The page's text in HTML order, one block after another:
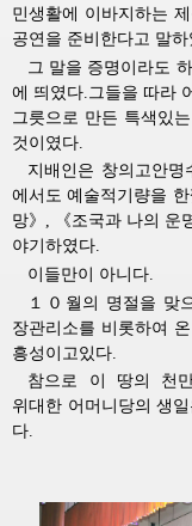
민생활에 이바지하는
공연을 준비한다고 말하
그 말을 증명이라도
에 띄였다.그들을 따라
그릇으로 만든 특색있
것이였다.
지배인은 창의고안
에서도 예술적기량을
망》, 《조국과 나의 운
야기하였다.
이들만이 아니다.
１０월의 명절을 맞
장관리소를 비롯하여
흥성이고있다.
참으로 이 땅의 천
위대한 어머니당의 생
다.